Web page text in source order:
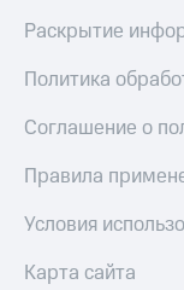
Раскрытие
Политика
Соглашение о
Правила
Условия
Карта сайта